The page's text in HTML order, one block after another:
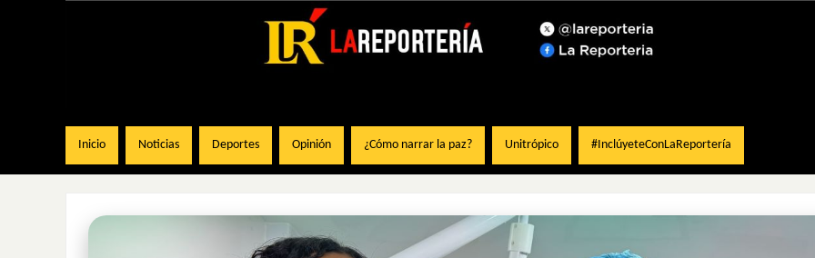
Inicio Noticias Deportes Opinión ¿Cómo narrar la paz? Unitrópico #InclúyeteConLaReportería